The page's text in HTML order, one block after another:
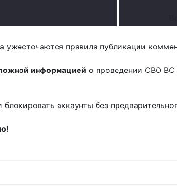
ужесточаются правила публикации
информацией о проведении СВО
аккаунты без